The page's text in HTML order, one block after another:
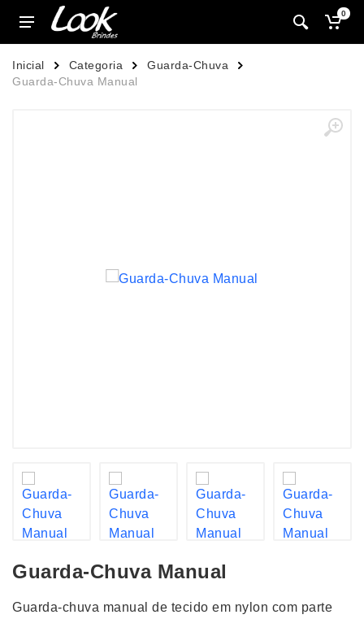
0
Inicial Categoria
Guarda-Chuva
Guarda-Chuva Manual
Guarda-Chuva Manual
Guarda-chuva manual de tecido em nylon com parte